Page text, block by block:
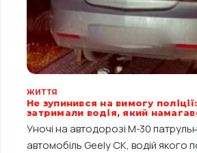
ЖИТТЯ
Не зупинився на вимогу
затримали водія, який
Уночі на автодорозі М-30
автомобіль Geely CK, водій якого